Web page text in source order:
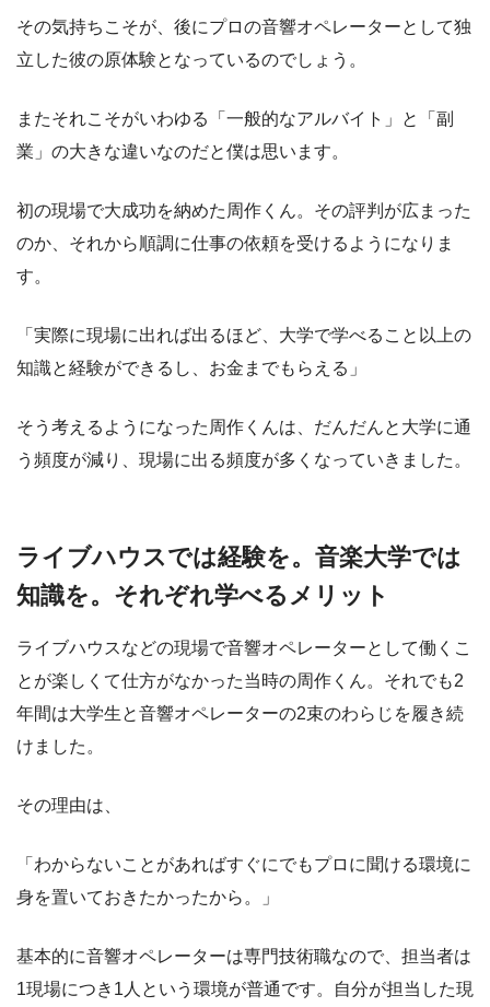
その気持ちこそが、後にプロの音響オペレーターとして独
立した彼の原体験となっているのでしょう。
またそれこそがいわゆる「一般的なアルバイト」と「副
業」の大きな違いなのだと僕は思います。
初の現場で大成功を納めた周作くん。その評判が広まった
のか、それから順調に仕事の依頼を受けるようになりま
す。
「実際に現場に出れば出るほど、大学で学べること以上の
知識と経験ができるし、お金までもらえる」
そう考えるようになった周作くんは、だんだんと大学に通
う頻度が減り、現場に出る頻度が多くなっていきました。
ライブハウスでは経験を。音楽大学では
知識を。それぞれ学べるメリット
ライブハウスなどの現場で音響オペレーターとして働くこ
とが楽しくて仕方がなかった当時の周作くん。それでも2
年間は大学生と音響オペレーターの2束のわらじを履き続
けました。
その理由は、
「わからないことがあればすぐにでもプロに聞ける環境に
身を置いておきたかったから。」
基本的に音響オペレーターは専門技術職なので、担当者は
1現場につき1人という環境が普通です。自分が担当した現